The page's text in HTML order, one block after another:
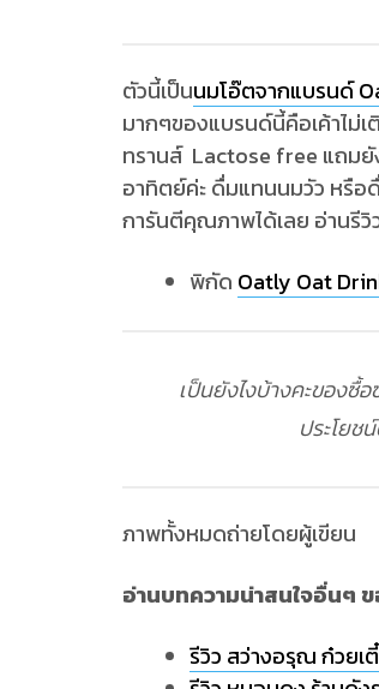
ตัวนี้เป็นนมโอ๊ตจากแบรนด์
มากๆของแบรนด์นี้คือเค้าไม่
ทรานส์ Lactose free แถมยั
อาทิตย์ค่ะ ดื่มแทนนมวัว หรือ
การันตีคุณภาพได้เลย อ่านรีวิ
พิกัด Oatly Oat
เป็นยังไงบ้างคะของซื้
ประโยช
ภาพทั้งหมดถ่ายโดยผู้เขียน
อ่านบทความน่าสนใจอื่นๆ
รีวิว สว่างอรุณ ก๋วย